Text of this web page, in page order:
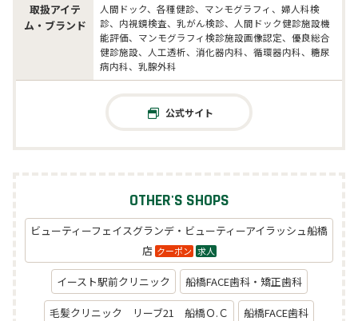
取扱アイテ
ム・ブランド
人間ドック、各種健診、マンモグラフィ、婦人科検
診、内視鏡検査、乳がん検診、人間ドック健診施設機
能評価、マンモグラフィ検診施設画像認定、優良総合
健診施設、人工透析、消化器内科、循環器内科、糖尿
病内科、乳腺外科
公式サイト
OTHER'S SHOPS
ビューティーフェイスグランデ・ビューティーアイラッシュ船橋
店 クーポン 求人
イースト駅前クリニック 船橋FACE歯科・矯正歯科
毛髪クリニック リーブ21 船橋Ｏ.Ｃ 船橋FACE歯科